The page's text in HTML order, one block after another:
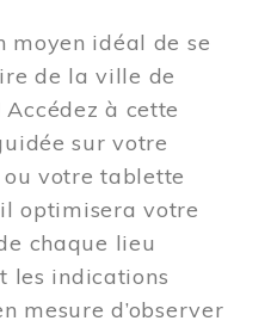
moyen idéal de se
de la ville de
à cette
sur votre
votre tablette
optimisera votre
chaque lieu
les indications
mesure d’observer